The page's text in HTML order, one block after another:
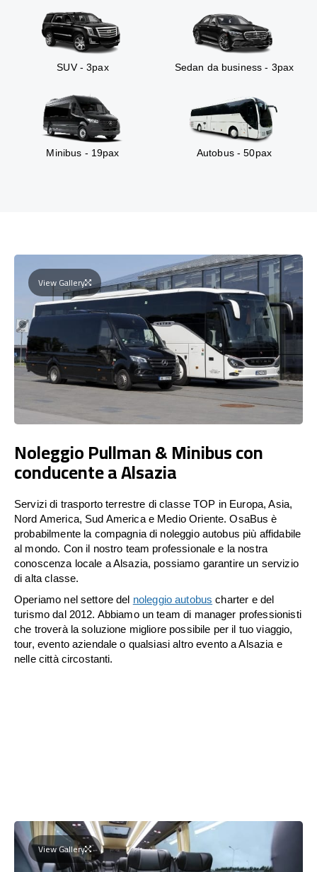
SUV - 3pax Sedan da business - 3pax
Minibus - 19pax Autobus - 50pax
View Gallery
Noleggio Pullman & Minibus con
conducente a Alsazia
Servizi di trasporto terrestre di classe TOP in Europa, Asia,
Nord America, Sud America e Medio Oriente. OsaBus è
probabilmente la compagnia di noleggio autobus più affidabile
al mondo. Con il nostro team professionale e la nostra
conoscenza locale a Alsazia, possiamo garantire un servizio
di alta classe.
Operiamo nel settore del noleggio autobus charter e del
turismo dal 2012. Abbiamo un team di manager professionisti
che troverà la soluzione migliore possibile per il tuo viaggio,
tour, evento aziendale o qualsiasi altro evento a Alsazia e
nelle città circostanti.
View Gallery